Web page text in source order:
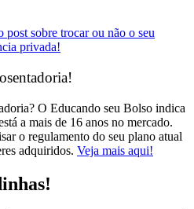
post sobre trocar ou não o seu
privada!
O Educando seu Bolso indica
a mais de 16 anos no mercado.
o regulamento do seu plano atual
adquiridos. Veja mais aqui!